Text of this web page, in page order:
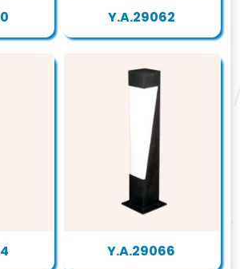
Y.A.29062
Y.A.29066